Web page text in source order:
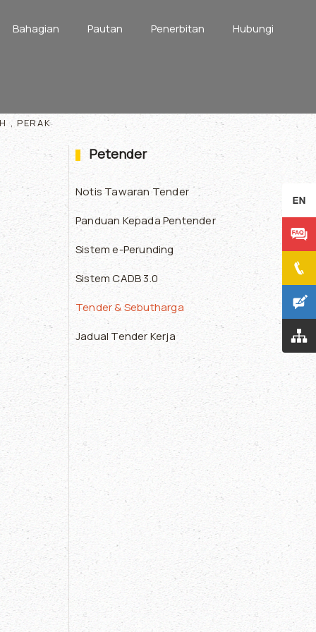
Bahagian Pautan Penerbitan Hubungi
, PERAK
Petender
Notis Tawaran Tender
Panduan Kepada Pentender
Sistem e-Perunding
Sistem CADB 3.0
Tender & Sebutharga
Jadual Tender Kerja